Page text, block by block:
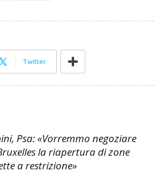
Twitter
Psa: «Vorremmo negoziare
la riapertura di zone
a restrizione»